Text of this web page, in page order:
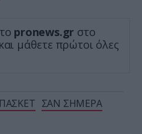
pronews.gr στο
μάθετε πρώτοι όλες
ΣΑΝ ΣΗΜΕΡΑ